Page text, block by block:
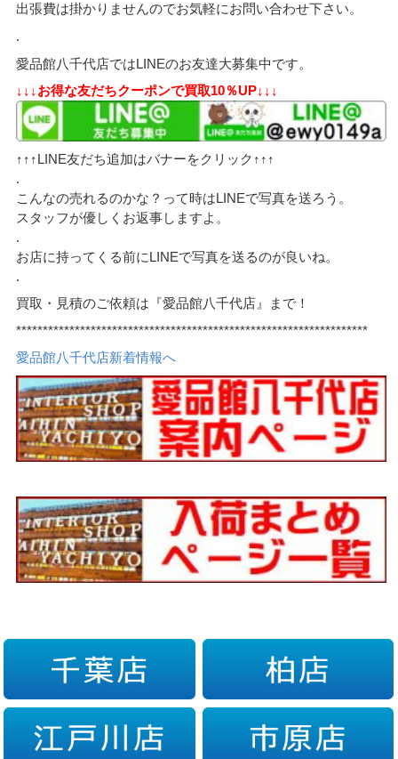
出張費は掛かりませんのでお気軽にお問い合わせ下さい。
.
愛品館八千代店ではLINEのお友達大募集中です。
↓↓↓お得な友だちクーポンで買取10％UP↓↓↓
↑↑↑LINE友だち追加はバナーをクリック↑↑↑
.
こんなの売れるのかな？って時はLINEで写真を送ろう。
スタッフが優しくお返事しますよ。
.
お店に持ってくる前にLINEで写真を送るのが良いね。
.
買取・見積のご依頼は『愛品館八千代店』まで！
******************************************************************
愛品館八千代店新着情報へ